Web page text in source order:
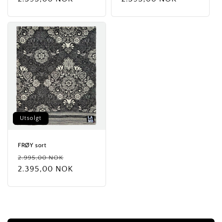
Utsolgt
FRØY sort
Vanlig
pris
2.995,00 NOK
2.395,00 NOK